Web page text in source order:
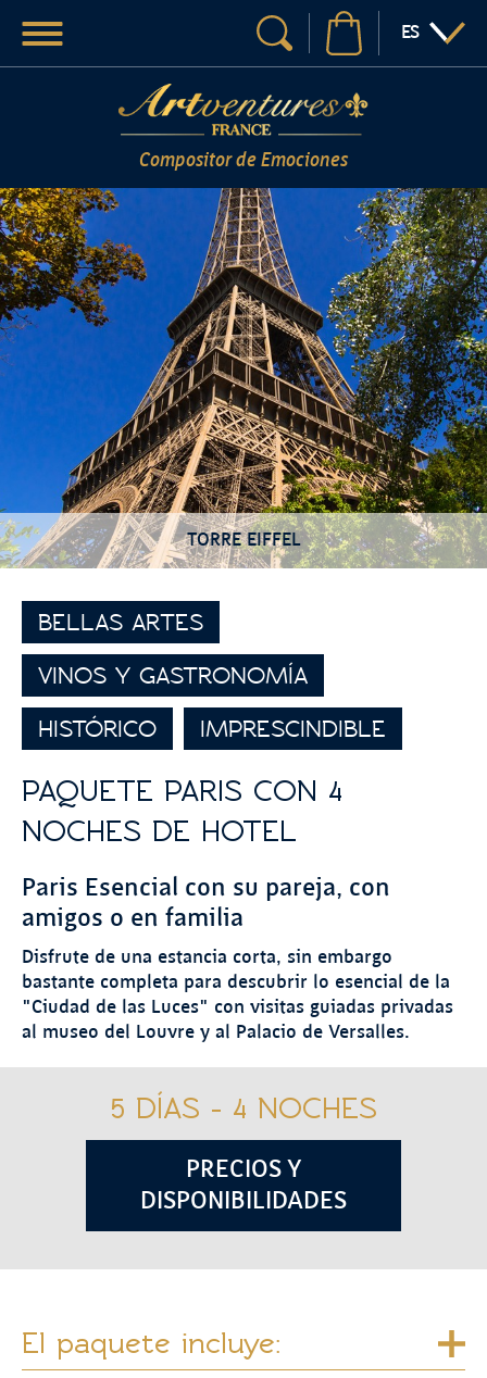
Compositor de Emociones
Su búsqueda
:IDIOMA
ES
Menú
TORRE EIFFEL
BELLAS ARTES
VINOS Y GASTRONOMÍA
HISTÓRICO
IMPRESCINDIBLE
PAQUETE PARIS CON 4
NOCHES DE HOTEL
Paris Esencial con su pareja, con
amigos o en familia
Disfrute de una estancia corta, sin embargo
bastante completa para descubrir lo esencial de la
"Ciudad de las Luces" con visitas guiadas privadas
al museo del Louvre y al Palacio de Versalles.
5 DÍAS - 4 NOCHES
PRECIOS Y
DISPONIBILIDADES
El paquete incluye: